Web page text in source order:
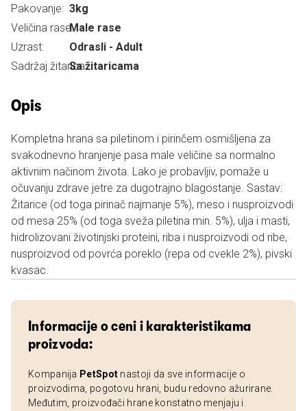
Pakovanje: 3kg
Veličina rase:Male rase
Uzrast:
Odrasli - Adult
Sadržaj žitarica:Sa žitaricama
Opis
Kompletna hrana sa piletinom i pirinčem osmišljena za
svakodnevno hranjenje pasa male veličine sa normalno
aktivnim načinom života. Lako je probavljiv, pomaže u
očuvanju zdrave jetre za dugotrajno blagostanje. Sastav:
Žitarice (od toga pirinač najmanje 5%), meso i nusproizvodi
od mesa 25% (od toga sveža piletina min. 5%), ulja i masti,
hidrolizovani životinjski proteini, riba i nusproizvodi od ribe,
nusproizvod od povrća poreklo (repa od cvekle 2%), pivski
kvasac.
Informacije o ceni i karakteristikama
proizvoda:
Kompanija PetSpot nastoji da sve informacije o
proizvodima, pogotovu hrani, budu redovno ažurirane.
Međutim, proizvođači hrane konstatno menjaju i